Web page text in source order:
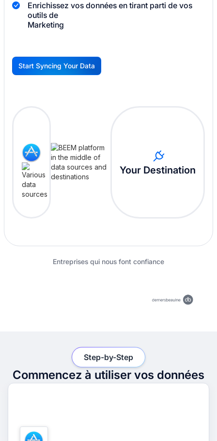
Enrichissez vos données en tirant parti de vos
outils de
Marketing
G
Start Syncing Your Data
Your Destination
Entreprises qui nous font confiance
Commencez à utiliser vos données
Step-by-Step